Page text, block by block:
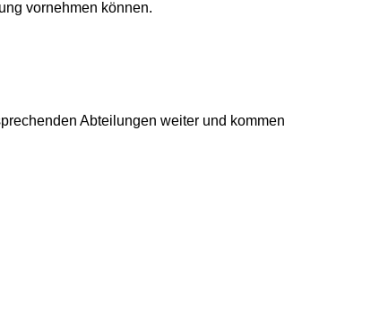
vornehmen können.
Abteilungen weiter und kommen